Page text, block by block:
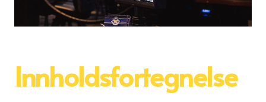
Innholdsfortegnelse